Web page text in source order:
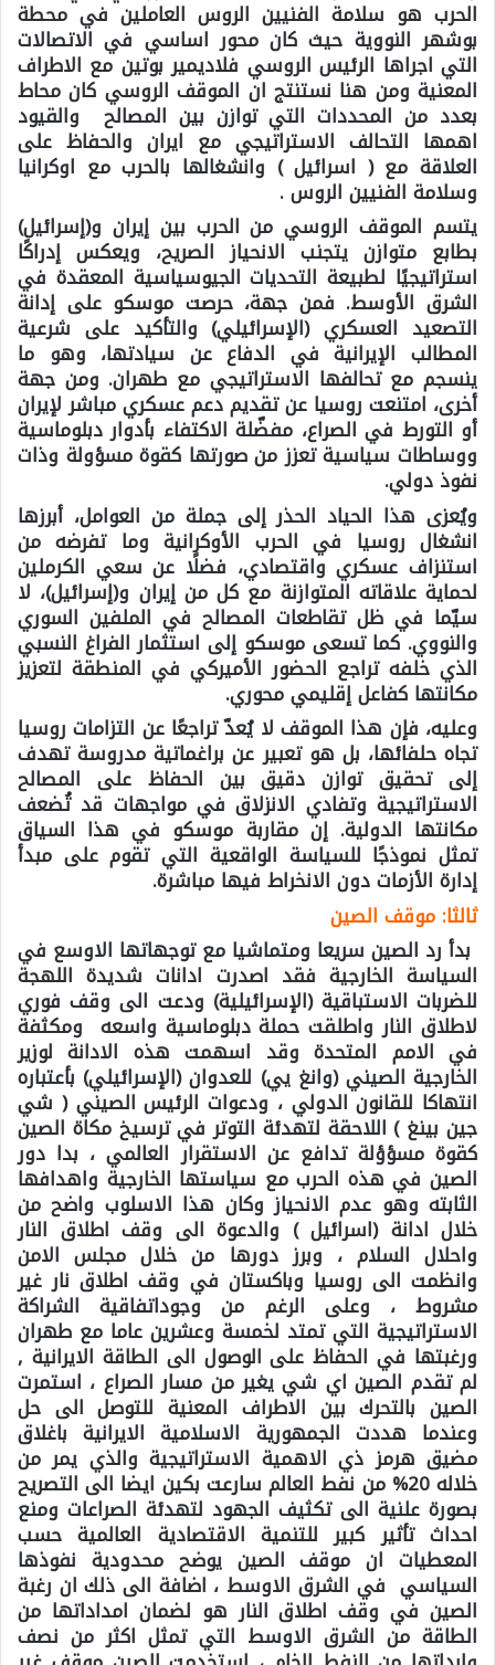
الحرب هو سلامة الفنيين الروس العاملين في محطة
بوشهر النووية حيث كان محور اساسي في الاتصالات
التي اجراها الرئيس الروسي فلاديمير بوتين مع الاطراف
المعنية ومن هنا نستنتج ان الموقف الروسي كان محاط
بعدد من المحددات التي توازن بين المصالح والقيود
اهمها التحالف الاستراتيجي مع ايران والحفاظ على
العلاقة مع ( اسرائيل ) وانشغالها بالحرب مع اوكرانيا
وسلامة الفنيين الروس .
يتسم الموقف الروسي من الحرب بين إيران و(إسرائيل)
بطابع متوازن يتجنب الانحياز الصريح، ويعكس إدراكًا
استراتيجيًا لطبيعة التحديات الجيوسياسية المعقدة في
الشرق الأوسط. فمن جهة، حرصت موسكو على إدانة
التصعيد العسكري (الإسرائيلي) والتأكيد على شرعية
المطالب الإيرانية في الدفاع عن سيادتها، وهو ما
ينسجم مع تحالفها الاستراتيجي مع طهران. ومن جهة
أخرى، امتنعت روسيا عن تقديم دعم عسكري مباشر لإيران
أو التورط في الصراع، مفضّلة الاكتفاء بأدوار دبلوماسية
ووساطات سياسية تعزز من صورتها كقوة مسؤولة وذات
نفوذ دولي.
ويُعزى هذا الحياد الحذر إلى جملة من العوامل، أبرزها
انشغال روسيا في الحرب الأوكرانية وما تفرضه من
استنزاف عسكري واقتصادي، فضلًا عن سعي الكرملين
لحماية علاقاته المتوازنة مع كل من إيران و(إسرائيل)، لا
سيّما في ظل تقاطعات المصالح في الملفين السوري
والنووي. كما تسعى موسكو إلى استثمار الفراغ النسبي
الذي خلفه تراجع الحضور الأميركي في المنطقة لتعزيز
مكانتها كفاعل إقليمي محوري.
وعليه، فإن هذا الموقف لا يُعدّ تراجعًا عن التزامات روسيا
تجاه حلفائها، بل هو تعبير عن براغماتية مدروسة تهدف
إلى تحقيق توازن دقيق بين الحفاظ على المصالح
الاستراتيجية وتفادي الانزلاق في مواجهات قد تُضعف
مكانتها الدولية. إن مقاربة موسكو في هذا السياق
تمثل نموذجًا للسياسة الواقعية التي تقوم على مبدأ
إدارة الأزمات دون الانخراط فيها مباشرة.
ثالثا: موقف الصين
بدأ رد الصين سريعا ومتماشيا مع توجهاتها الاوسع في
السياسة الخارجية فقد اصدرت ادانات شديدة اللهجة
للضربات الاستباقية (الإسرائيلية) ودعت الى وقف فوري
لاطلاق النار واطلقت حملة دبلوماسية واسعه ومكثفة
في الامم المتحدة وقد اسهمت هذه الادانة لوزير
الخارجية الصيني (وانغ يي) للعدوان (الإسرائيلي) بأعتباره
انتهاكا للقانون الدولي ، ودعوات الرئيس الصيني ( شي
جين بينغ ) اللاحقة لتهدئة التوتر في ترسيخ مكاة الصين
كقوة مسؤؤلة تدافع عن الاستقرار العالمي ، بدا دور
الصين في هذه الحرب مع سياستها الخارجية واهدافها
الثابته وهو عدم الانحياز وكان هذا الاسلوب واضح من
خلال ادانة (اسرائيل ) والدعوة الى وقف اطلاق النار
واحلال السلام ، وبرز دورها من خلال مجلس الامن
وانظمت الى روسيا وباكستان في وقف اطلاق نار غير
مشروط ، وعلى الرغم من وجوداتفاقية الشراكة
الاستراتيجية التي تمتد لخمسة وعشرين عاما مع طهران
ورغبتها في الحفاظ على الوصول الى الطاقة الايرانية ,
لم تقدم الصين اي شي يغير من مسار الصراع ، استمرت
الصين بالتحرك بين الاطراف المعنية للتوصل الى حل
وعندما هددت الجمهورية الاسلامية الايرانية باغلاق
مضيق هرمز ذي الاهمية الاستراتيجية والذي يمر من
خلاله 20% من نفط العالم سارعت بكين ايضا الى التصريح
بصورة علنية الى تكثيف الجهود لتهدئة الصراعات ومنع
احداث تأثير كبير للتنمية الاقتصادية العالمية حسب
المعطيات ان موقف الصين يوضح محدودية نفوذها
السياسي في الشرق الاوسط ، اضافة الى ذلك ان رغبة
الصين في وقف اطلاق النار هو لضمان امداداتها من
الطاقة من الشرق الاوسط التي تمثل اكثر من نصف